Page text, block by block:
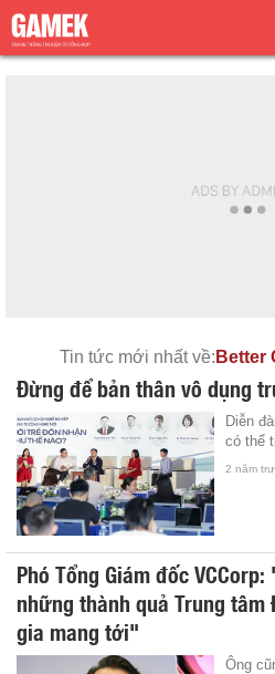
Tin tức mới nhất về: Better
Đừng để bản thân vô dụng
Diễn
có thể
2 năm
Phó Tổng Giám đốc
những thành quả Trung
gia mang tới"
Ông